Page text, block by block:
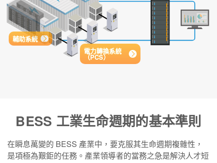
輔助系統
電力轉換系統
（PCS）
BESS 工業生命週期的基本準則
在瞬息萬變的 BESS 產業中，要克服其生命週期複雜性，
是項極為艱鉅的任務。產業領導者的當務之急是解決人才短